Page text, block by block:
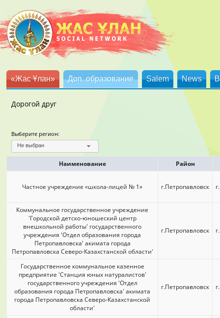
«Жас Ұлан» Доп. образование Salem News
Дорогой друг
Выберите регион:
Не выбран
Наименование Район
Частное учреждение «школа-лицей № 1» г.Петропавловск
Коммунальное государственное учреждение
'Городской детско-юношеский центр
внешкольной работы' государственного
учреждения 'Отдел образования города
Петропавловска' акимата города
Петропавловска Северо-Казахстанской области'
г.Петропавловск
Государственное коммунальное казенное
предприятие 'Станция юных натуралистов'
государственного учреждения 'Отдел
образования города Петропавловска' акимата
города Петропавловска Северо-Казахстанской
области'
г.Петропавловск